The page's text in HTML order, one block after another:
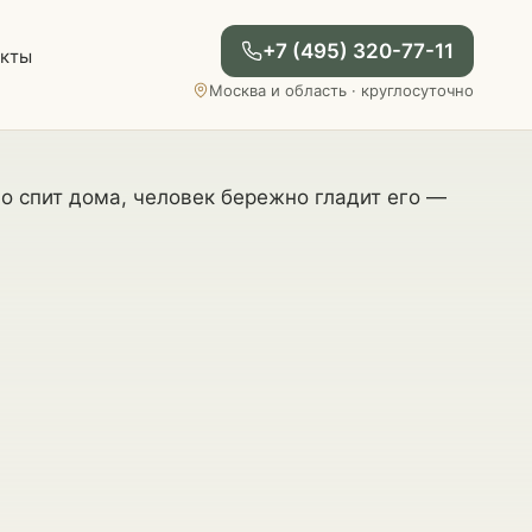
+7 (495) 320-77-11
Москва и область · круглосуточно